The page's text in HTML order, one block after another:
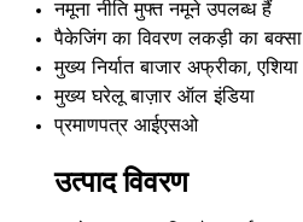
नमूना नीति मुफ्त नमूने उपलब्ध हैं
पैकेजिंग का विवरण लकड़ी का बक्सा
मुख्य निर्यात बाजार अफ्रीका, एशिया
मुख्य घरेलू बाज़ार ऑल इंडिया
प्रमाणपत्र आईएसओ
उत्पाद विवरण